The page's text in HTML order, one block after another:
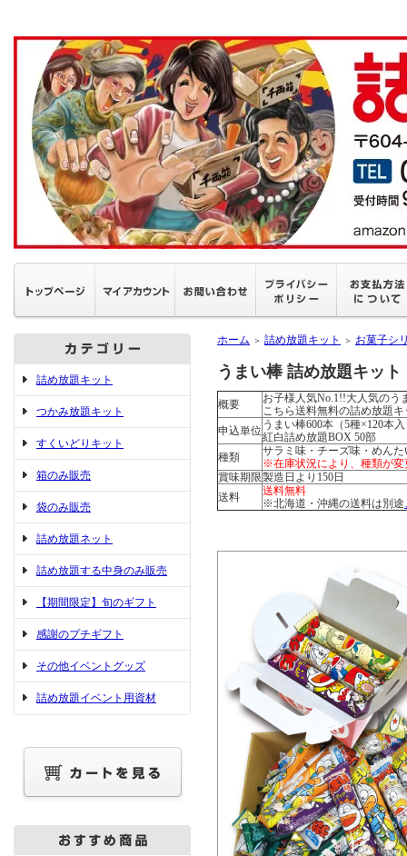
詰め放題キット
つかみ放題キット
すくいどりキット
箱のみ販売
袋のみ販売
詰め放題ネット
詰め放題する中身のみ販売
【期間限定】旬のギフト
感謝のプチギフト
その他イベントグッズ
詰め放題イベント用資材
ホーム ＞ 詰め放題キット ＞ お菓子シ
うまい棒 詰め放題キッ
概要
お子様人気No.1!!大人気のう
こちら送料無料の詰め放題
申込単位 うまい棒600本（5種×120本
紅白詰め放題BOX 50部
種類
サラミ味・チーズ味・めん
※在庫状況により、種類が変
賞味期限製造日より150日
送料
送料無料
※北海道・沖縄の送料は別途